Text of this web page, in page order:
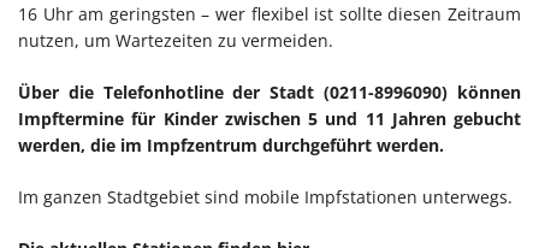
16 Uhr am geringsten – wer flexibel ist sollte diesen Zeitraum
nutzen, um Wartezeiten zu vermeiden.
Über die Telefonhotline der Stadt (0211-8996090) können
Impftermine für Kinder zwischen 5 und 11 Jahren gebucht
werden, die im Impfzentrum durchgeführt werden.
Im ganzen Stadtgebiet sind mobile Impfstationen unterwegs.